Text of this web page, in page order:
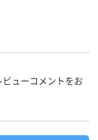
ューコメントをお